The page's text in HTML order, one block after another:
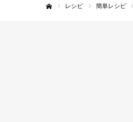
レシピ 簡単レシピ